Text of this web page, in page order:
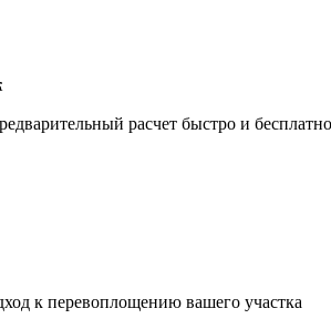
расчет быстро и бесплатно
к перевоплощению вашего участка